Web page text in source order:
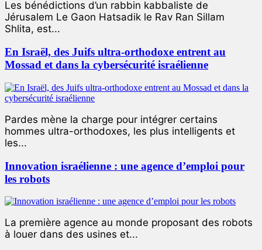
Les bénédictions d’un rabbin kabbaliste de
Jérusalem Le Gaon Hatsadik le Rav Ran Sillam
Shlita, est...
En Israël, des Juifs ultra-orthodoxe entrent au
Mossad et dans la cybersécurité israélienne
Pardes mène la charge pour intégrer certains
hommes ultra-orthodoxes, les plus intelligents et
les...
Innovation israélienne : une agence d’emploi pour
les robots
La première agence au monde proposant des robots
à louer dans des usines et...